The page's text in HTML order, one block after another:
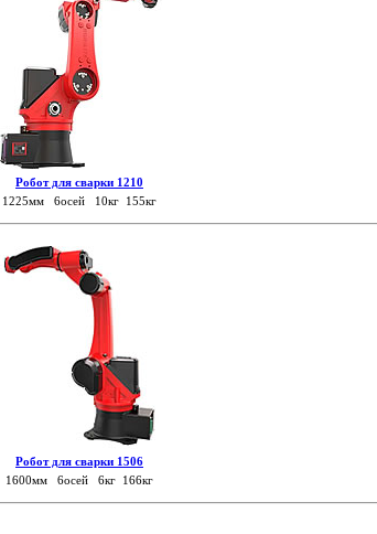
Робот для сварки 1210
1225мм 6осей 10кг 155кг
Робот для сварки 1506
1600мм 6осей 6кг 166кг